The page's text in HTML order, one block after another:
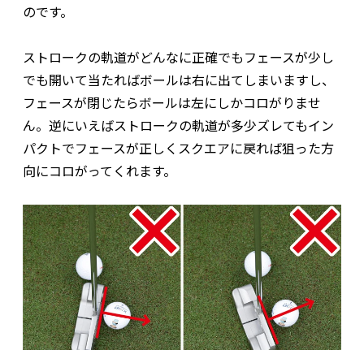
のです。
ストロークの軌道がどんなに正確でもフェースが少し
でも開いて当たればボールは右に出てしまいますし、
フェースが閉じたらボールは左にしかコロがりませ
ん。逆にいえばストロークの軌道が多少ズレてもイン
パクトでフェースが正しくスクエアに戻れば狙った方
向にコロがってくれます。